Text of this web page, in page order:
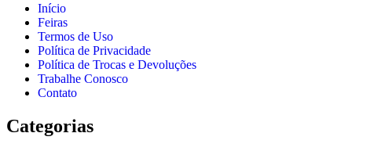
Início
Feiras
Termos de Uso
Política de Privacidade
Política de Trocas e Devoluções
Trabalhe Conosco
Contato
Categorias